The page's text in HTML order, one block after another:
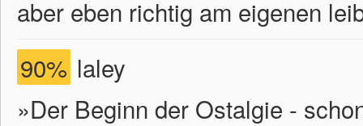
aber eben richtig am eigenen
90% laley
»Der Beginn der Ostalgie -